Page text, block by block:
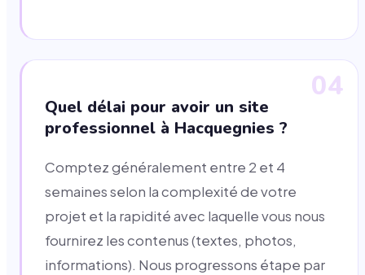
04
Quel délai pour avoir un site
professionnel à Hacquegnies ?
Comptez généralement entre 2 et 4
semaines selon la complexité de votre
projet et la rapidité avec laquelle vous nous
fournirez les contenus (textes, photos,
informations). Nous progressons étape par